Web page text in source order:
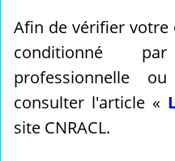
Afin de vérifier
conditionné
professionnelle
consulter l'article «
site CNRACL.